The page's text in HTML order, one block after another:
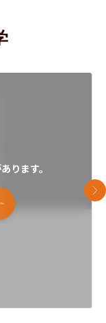
ります。
次